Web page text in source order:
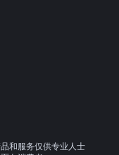
和服务仅供专业人士